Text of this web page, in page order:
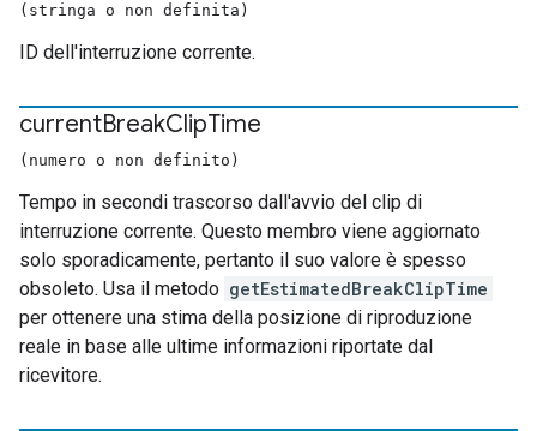
(stringa o non definita)
ID dell'interruzione corrente.
currentBreakClipTime
(numero o non definito)
Tempo in secondi trascorso dall'avvio del clip di
interruzione corrente. Questo membro viene aggiornato
solo sporadicamente, pertanto il suo valore è spesso
obsoleto. Usa il metodo getEstimatedBreakClipTime
per ottenere una stima della posizione di riproduzione
reale in base alle ultime informazioni riportate dal
ricevitore.